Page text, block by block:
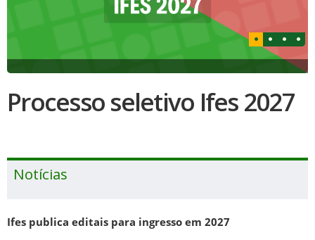
Processo seletivo Ifes 2027
Notícias
Ifes publica editais para ingresso em 2027